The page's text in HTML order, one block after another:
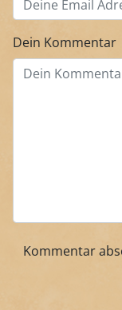
Dein Kommentar